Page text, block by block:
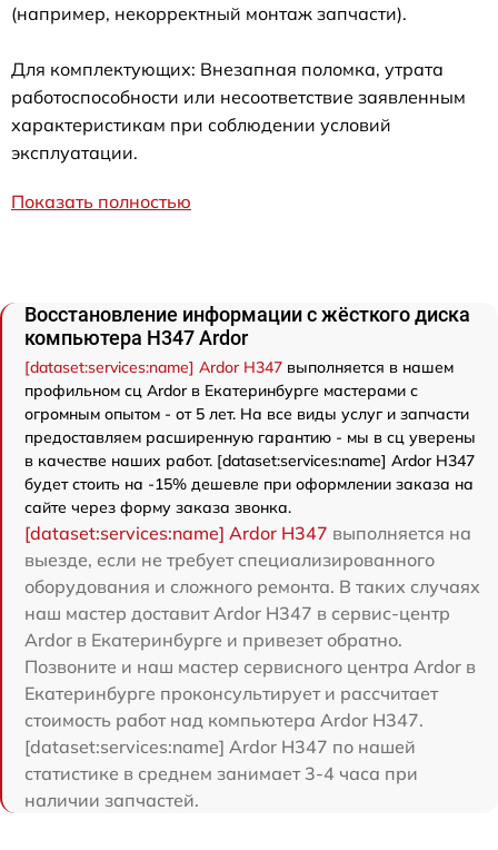
(например, некорректный монтаж запчасти).
Для комплектующих: Внезапная поломка, утрата
работоспособности или несоответствие заявленным
характеристикам при соблюдении условий
эксплуатации.
Показать полностью
Восстановление информации с жёсткого диска
компьютера H347 Ardor
[dataset:services:name] Ardor H347 выполняется в нашем
профильном сц Ardor в Екатеринбурге мастерами с
огромным опытом - от 5 лет. На все виды услуг и запчасти
предоставляем расширенную гарантию - мы в сц уверены
в качестве наших работ. [dataset:services:name] Ardor H347
будет стоить на -15% дешевле при оформлении заказа на
сайте через форму заказа звонка.
[dataset:services:name] Ardor H347 выполняется на
выезде, если не требует специализированного
оборудования и сложного ремонта. В таких случаях
наш мастер доставит Ardor H347 в сервис-центр
Ardor в Екатеринбурге и привезет обратно.
Позвоните и наш мастер сервисного центра Ardor в
Екатеринбурге проконсультирует и рассчитает
стоимость работ над компьютера Ardor H347.
[dataset:services:name] Ardor H347 по нашей
статистике в среднем занимает 3-4 часа при
наличии запчастей.